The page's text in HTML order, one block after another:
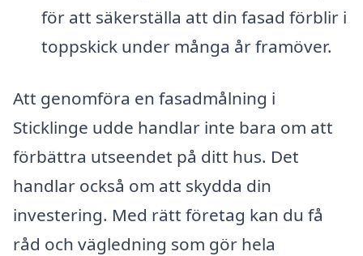
för att säkerställa att din fasad förblir i
toppskick under många år framöver.
Att genomföra en fasadmålning i
Sticklinge udde handlar inte bara om att
förbättra utseendet på ditt hus. Det
handlar också om att skydda din
investering. Med rätt företag kan du få
råd och vägledning som gör hela